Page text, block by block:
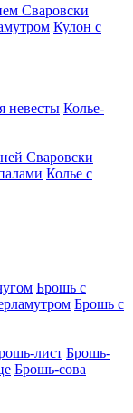
Сваровски
Кулон с
невесты Колье-
Сваровски
Колье с
Брошь с
Брошь с
лист Брошь-
Брошь-сова